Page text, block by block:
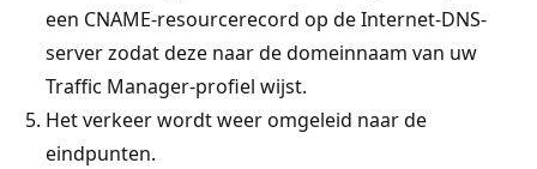
een CNAME-resourcerecord op de Internet-DNS-
server zodat deze naar de domeinnaam van uw
Traffic Manager-profiel wijst.
Het verkeer wordt weer omgeleid naar de
eindpunten.